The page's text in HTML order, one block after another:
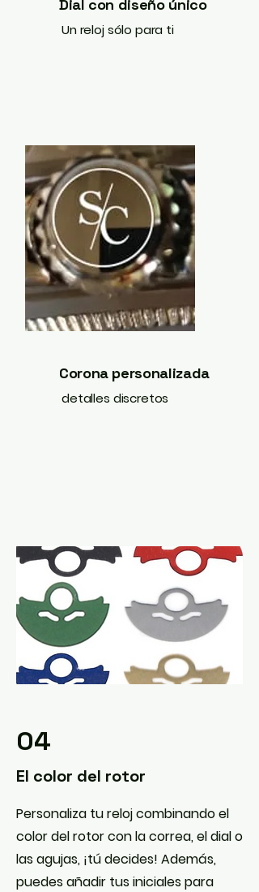
Dial con diseño único
Un reloj sólo para ti
Corona personalizada
detalles discretos
04
El color del rotor
Personaliza tu reloj combinando el
color del rotor con la correa, el dial o
las agujas, ¡tú decides! Además,
puedes añadir tus iniciales para